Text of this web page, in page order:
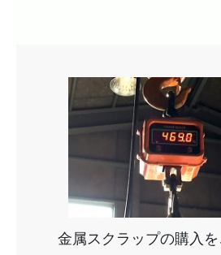
金属スクラップの購入